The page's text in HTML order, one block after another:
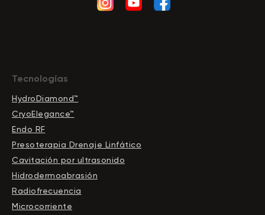
Tecnologías
HydroDiamond™
CryoElegance™
Endo RF
Presoterapia Drenaje Linfático
Cavitación por ultrasonido
Hidrodermoabrasión
Radiofrecuencia
Microcorriente